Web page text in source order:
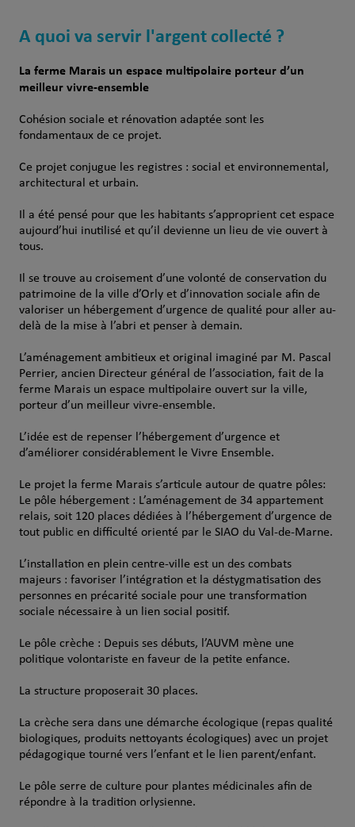
A quoi va servir l'argent collecté ?
La ferme Marais un espa­ce multipolaire porteur d’un
meilleur vivre-ensemble
Cohésion sociale et rénovation adaptée sont les
fondamentaux de ce projet.
Ce projet conjugue les registres : social et environnemental,
architectural et urbain.
Il a été pensé pour que les habitants s’approprient cet espace
aujourd’hui inutilisé et qu’il devienne un lieu de vie ouvert à
tous.
Il se trouve au croisement d’une volonté de conservation du
patrimoine de la ville d’Orly et d’innovation sociale afin de
valoriser un hébergement d’urgence de qualité pour aller au-
delà de la mise à l’abri et penser à demain.
L’aménagement ambitieux et original imaginé par M. Pascal
Perrier, ancien Directeur général de l’association, fait de la
ferme Marais un espace multipolaire ouvert sur la ville,
porteur d’un meilleur vivre-ensemble.
L’idée est de repenser l’hébergement d’urgence et
d’améliorer considérablement le Vivre Ensemble.
Le projet la ferme Marais s’articule autour de quatre pôles:
Le pôle hébergement : L’aménagement de 34 appartement
relais, soit 120 places dédiées à l’hébergement d’urgence de
tout public en difficulté orienté par le SIAO du Val-de-Marne.
L’installation en plein centre-ville est un des combats
majeurs : favoriser l’intégration et la déstygmatisation des
personnes en précarité sociale pour une transformation
sociale nécessaire à un lien social positif.
Le pôle crèche : Depuis ses débuts, l’AUVM mène une
politique volontariste en faveur de la petite enfance.
La structure proposerait 30 places.
La crèche sera dans une démarche écologique (repas qualité
biologiques, produits nettoyants écologiques) avec un projet
pédagogique tourné vers l’enfant et le lien parent/enfant.
Le pôle serre de culture pour plantes médicinales afin de
répondre à la tradition orlysienne.